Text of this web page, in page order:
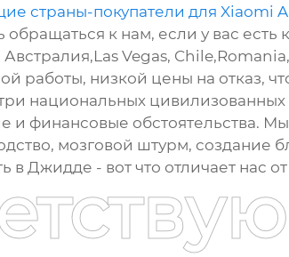
страны-покупатели для Xiaomi
обращаться к нам, если у вас
Vegas,
работы, низкой цены на отказ,
национальных
и финансовые
мозговой штурм, создание
в Джидде - вот что отличает нас